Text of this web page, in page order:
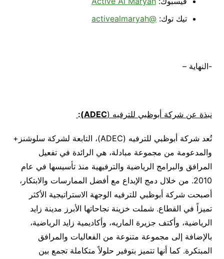
تيك توك: @activealmaryah
-النهاية –
نبذة عن شركة أبوظبي للترفيه (ADEC)
:
تُعد شركة أبوظبي للترفيه (ADEC)، التابعة لشركة سلوشنز+
والمدعومة من مجموعة مبادلة، هي الرائدة في تفعيل
المرافق والبرامج الرياضية والترفيهية منذ تأسيسها في عام
2010. من خلال دمج الإبداع مع أفضل الممارسات والابتكار،
أصبحت شركة أبوظبي للترفيه الوجهة الاستراتيجية الأكثر
تميزاً في القطاع. شملت خزينة نجاحاتها الأبرز مدينة زايد
الرياضية، وأكتف جزيرة الماريه، وأكاديمية زايد الرياضية،
بالإضافة إلى مجموعة متنوعة من الفعاليات والمرافق
المبتكرة. كما أنها تتميز بتوفير حلولاً متكاملة تجمع بين